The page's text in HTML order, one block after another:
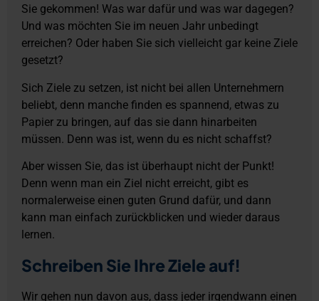
Sie gekommen! Was war dafür und was war dagegen?
Und was möchten Sie im neuen Jahr unbedingt
erreichen? Oder haben Sie sich vielleicht gar keine Ziele
gesetzt?
Sich Ziele zu setzen, ist nicht bei allen Unternehmern
beliebt, denn manche finden es spannend, etwas zu
Papier zu bringen, auf das sie dann hinarbeiten
müssen. Denn was ist, wenn du es nicht schaffst?
Aber wissen Sie, das ist überhaupt nicht der Punkt!
Denn wenn man ein Ziel nicht erreicht, gibt es
normalerweise einen guten Grund dafür, und dann
kann man einfach zurückblicken und wieder daraus
lernen.
Schreiben Sie Ihre Ziele auf!
Wir gehen nun davon aus, dass jeder irgendwann einen